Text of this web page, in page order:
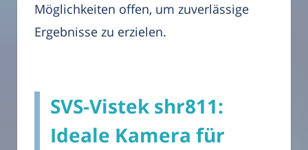
Möglichkeiten offen, um zuverlässige
Ergebnisse zu erzielen.
SVS-Vistek shr811:
Ideale Kamera für